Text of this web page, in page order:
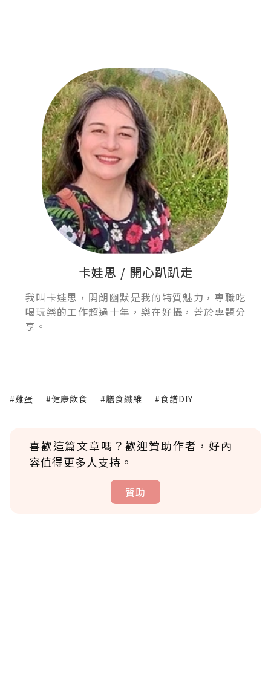
卡娃思 / 開心趴趴走
我叫卡娃思，開朗幽默是我的特質魅力，專職吃
喝玩樂的工作超過十年，樂在好攝，善於專題分
享。
#雞蛋 #健康飲食 #膳食纖維 #食譜DIY
喜歡這篇文章嗎？歡迎贊助作者，好內
容值得更多人支持。
贊助